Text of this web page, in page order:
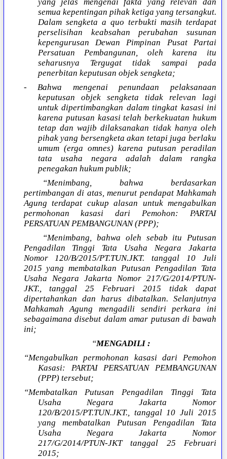
semua kepentingan pihak ketiga yang tersangkut.
Dalam sengketa a quo terbukti masih terdapat
perselisihan keabsahan perubahan susunan
kepengurusan Dewan Pimpinan Pusat Partai
Persatuan Pembangunan, oleh karena itu
seharusnya Tergugat tidak sampai pada
penerbitan keputusan objek sengketa;
- Bahwa mengenai penundaan pelaksanaan
keputusan objek sengketa tidak relevan lagi
untuk dipertimbangkan dalam tingkat kasasi ini
karena putusan kasasi telah berkekuatan hukum
tetap dan wajib dilaksanakan tidak hanya oleh
pihak yang bersengketa akan tetapi juga berlaku
umum (erga omnes) karena putusan peradilan
tata usaha negara adalah dalam rangka
penegakan hukum publik;
“Menimbang, bahwa berdasarkan
pertimbangan di atas, menurut pendapat Mahkamah
Agung terdapat cukup alasan untuk mengabulkan
permohonan kasasi dari Pemohon: PARTAI
PERSATUAN PEMBANGUNAN (PPP);
“Menimbang, bahwa oleh sebab itu Putusan
Pengadilan Tinggi Tata Usaha Negara Jakarta
Nomor 120/B/2015/PT.TUN.JKT. tanggal 10 Juli
2015 yang membatalkan Putusan Pengadilan Tata
Usaha Negara Jakarta Nomor 217/G/2014/PTUN-
JKT., tanggal 25 Februari 2015 tidak dapat
dipertahankan dan harus dibatalkan. Selanjutnya
Mahkamah Agung mengadili sendiri perkara ini
sebagaimana disebut dalam amar putusan di bawah
ini;
“MENGADILI :
“Mengabulkan permohonan kasasi dari Pemohon
Kasasi: PARTAI PERSATUAN PEMBANGUNAN
(PPP) tersebut;
“Membatalkan Putusan Pengadilan Tinggi Tata
Usaha Negara Jakarta Nomor
120/B/2015/PT.TUN.JKT., tanggal 10 Juli 2015
yang membatalkan Putusan Pengadilan Tata
Usaha Negara Jakarta Nomor
217/G/2014/PTUN-JKT tanggal 25 Februari
2015;